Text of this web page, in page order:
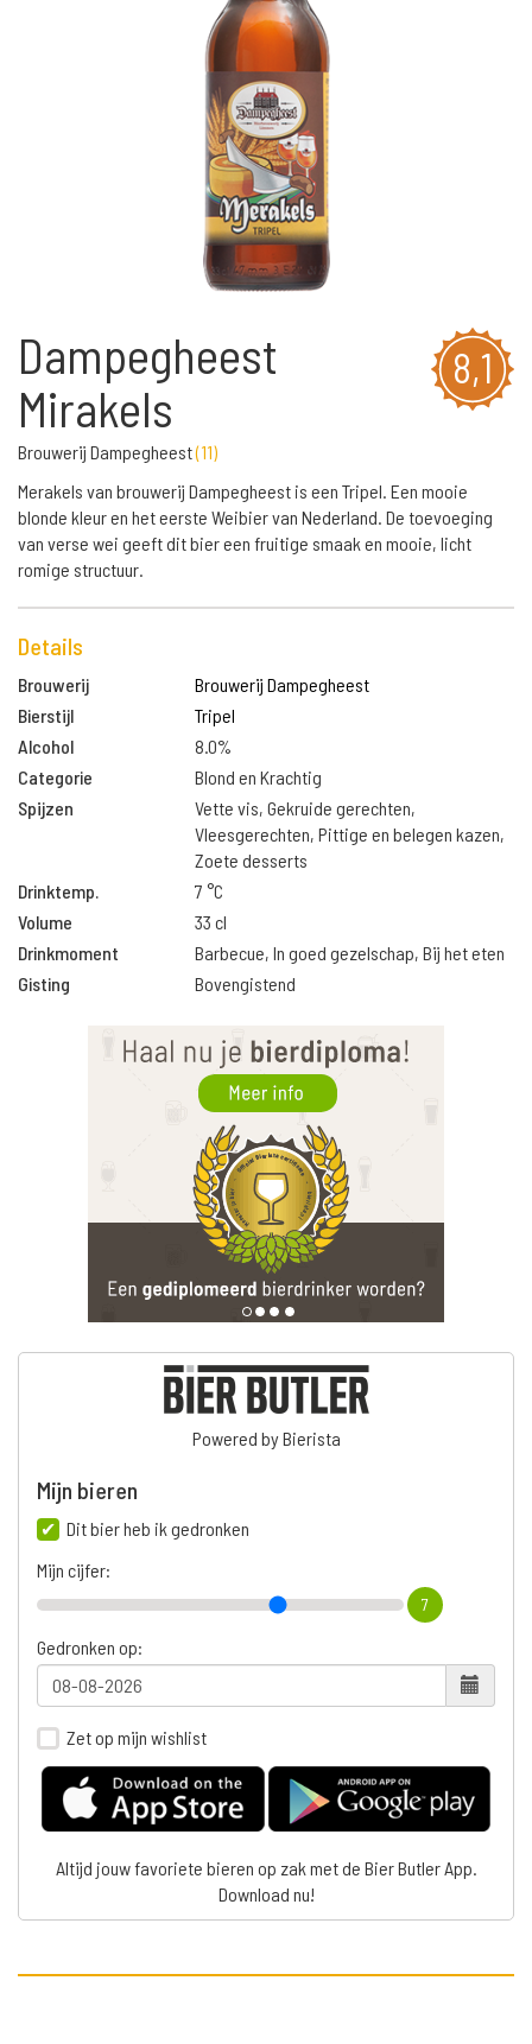
8,1
Dampegheest
Mirakels
Brouwerij Dampegheest(11)
Merakels van brouwerij Dampegheest is een Tripel. Een mooie
blonde kleur en het eerste Weibier van Nederland. De toevoeging
van verse wei geeft dit bier een fruitige smaak en mooie, licht
romige structuur.
Details
Brouwerij
Brouwerij Dampegheest
Bierstijl
Tripel
Alcohol
8.0%
Categorie
Blond en Krachtig
Spijzen
Vette vis, Gekruide gerechten,
Vleesgerechten, Pittige en belegen kazen,
Zoete desserts
Drinktemp.
7 °C
Volume
33 cl
Drinkmoment
Barbecue, In goed gezelschap, Bij het eten
Gisting
Bovengistend
Powered by Bierista
Mijn bieren
Dit bier heb ik gedronken
Mijn cijfer:
7
Gedronken op:
Zet op mijn wishlist
Altijd jouw favoriete bieren op zak met de Bier Butler App.
Download nu!